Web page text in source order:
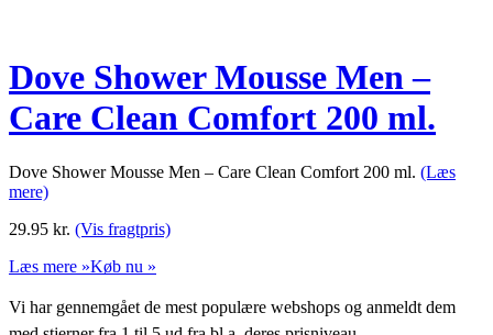
Dove Shower Mousse Men –
Care Clean Comfort 200 ml.
Dove Shower Mousse Men – Care Clean Comfort 200 ml. (Læs
mere)
29.95 kr. (Vis fragtpris)
Læs mere »Køb nu »
Vi har gennemgået de mest populære webshops og anmeldt dem